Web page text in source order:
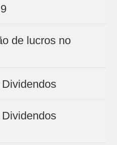
de lucros no